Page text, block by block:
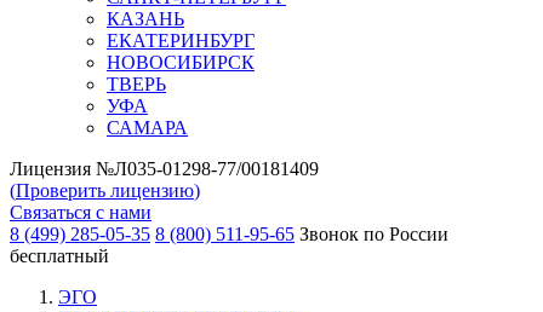
КАЗАНЬ
ЕКАТЕРИНБУРГ
НОВОСИБИРСК
ТВЕРЬ
УФА
САМАРА
Лицензия №Л035-01298-77/00181409
(Проверить лицензию)
Связаться с нами
8 (499) 285-05-35 8 (800) 511-95-65 Звонок по России
бесплатный
ЭГО